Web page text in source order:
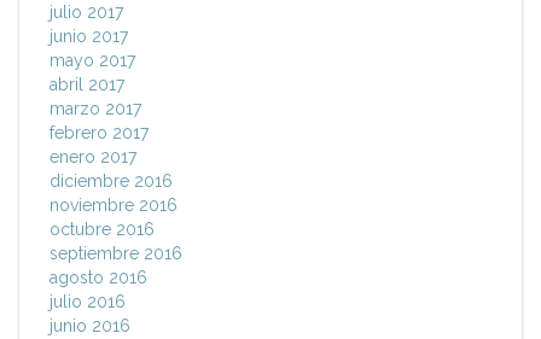
julio 2017
junio 2017
mayo 2017
abril 2017
marzo 2017
febrero 2017
enero 2017
diciembre 2016
noviembre 2016
octubre 2016
septiembre 2016
agosto 2016
julio 2016
junio 2016